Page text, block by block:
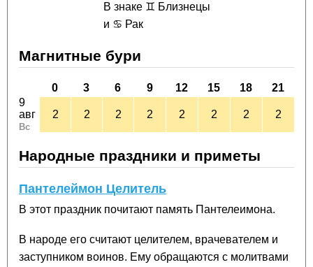
В знаке ♊ Близнецы
и ♋ Рак
Магнитные бури
0 3 6 9 12 15 18
21
9
авг
Вс
2 2 2 2 2 2 2 2
Народные праздники и приметы
Пантелеймон Целитель
В этот праздник почитают память Пантелеимона.
В народе его считают целителем, врачевателем и
заступником воинов. Ему обращаются с молитвами